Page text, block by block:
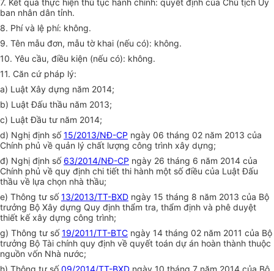
7. Kết quả thực hiện thủ tục hành chính: quyết định của Chủ tịch Ủy
ban nhân dân tỉnh.
8. Phí và lệ phí: không.
9. Tên mẫu đơn, mẫu tờ khai (nếu có): không.
10. Yêu cầu, điều kiện (nếu có): không.
11. Căn cứ pháp lý:
a) Luật Xây dựng năm 2014;
b) Luật Đấu thầu năm 2013;
c) Luật Đầu tư năm 2014;
d) Nghị định số15/2013/NĐ-CP ngày 06 tháng 02 năm 2013 của
Chính phủ về quản lý chất lượng công trình xây dựng;
đ) Nghị định số 63/2014/NĐ-CP ngày 26 tháng 6 năm 2014 của
Chính phủ về quy định chi tiết thi hành một số điều của Luật Đấu
thầu về lựa chọn nhà thầu;
e) Thông tư số13/2013/TT-BXD ngày 15 tháng 8 năm 2013 của Bộ
trưởng Bộ Xây dựng Quy định thẩm tra, thẩm định và phê duyệt
thiết kế xây dựng công trình;
g) Thông tư số19/2011/TT-BTC ngày 14 tháng 02 năm 2011 của Bộ
trưởng Bộ Tài chính quy định về quyết toán dự án hoàn thành thuộc
nguồn vốn Nhà nước;
h) Thông tư số09/2014/TT-BXD ngày 10 tháng 7 năm 2014 của Bộ